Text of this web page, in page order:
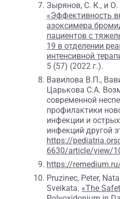
Зырянов, С. К., и О.
«Эффективность
азоксимера
пациентов с
19 в отделении
интенсивной
5 (57) (2022 г.).
Вавилова В.П.,
Царькова С.А.
современной
профилактики
инфекции и
инфекций другой
https://
6630/article/view/
https://
Pruzinec, Peter,
Sveikata. «The